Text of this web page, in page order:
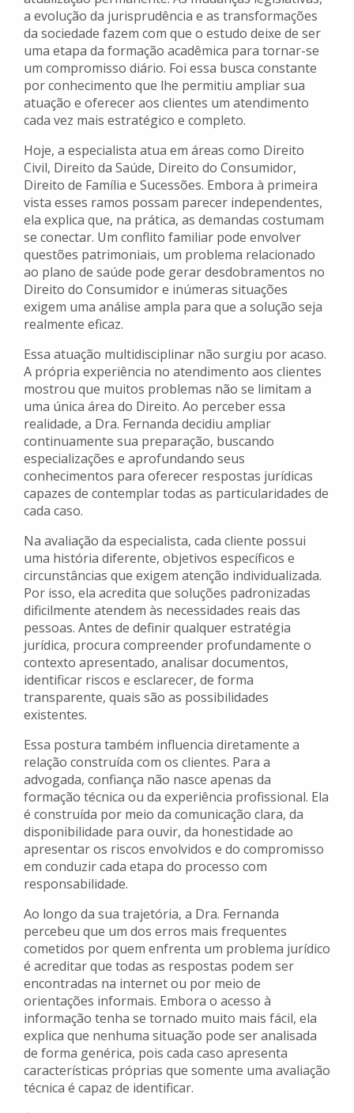
a evolução da jurisprudência e as transformações
da sociedade fazem com que o estudo deixe de ser
uma etapa da formação acadêmica para tornar-se
um compromisso diário. Foi essa busca constante
por conhecimento que lhe permitiu ampliar sua
atuação e oferecer aos clientes um atendimento
cada vez mais estratégico e completo.
Hoje, a especialista atua em áreas como Direito
Civil, Direito da Saúde, Direito do Consumidor,
Direito de Família e Sucessões. Embora à primeira
vista esses ramos possam parecer independentes,
ela explica que, na prática, as demandas costumam
se conectar. Um conflito familiar pode envolver
questões patrimoniais, um problema relacionado
ao plano de saúde pode gerar desdobramentos no
Direito do Consumidor e inúmeras situações
exigem uma análise ampla para que a solução seja
realmente eficaz.
Essa atuação multidisciplinar não surgiu por acaso.
A própria experiência no atendimento aos clientes
mostrou que muitos problemas não se limitam a
uma única área do Direito. Ao perceber essa
realidade, a Dra. Fernanda decidiu ampliar
continuamente sua preparação, buscando
especializações e aprofundando seus
conhecimentos para oferecer respostas jurídicas
capazes de contemplar todas as particularidades de
cada caso.
Na avaliação da especialista, cada cliente possui
uma história diferente, objetivos específicos e
circunstâncias que exigem atenção individualizada.
Por isso, ela acredita que soluções padronizadas
dificilmente atendem às necessidades reais das
pessoas. Antes de definir qualquer estratégia
jurídica, procura compreender profundamente o
contexto apresentado, analisar documentos,
identificar riscos e esclarecer, de forma
transparente, quais são as possibilidades
existentes.
Essa postura também influencia diretamente a
relação construída com os clientes. Para a
advogada, confiança não nasce apenas da
formação técnica ou da experiência profissional. Ela
é construída por meio da comunicação clara, da
disponibilidade para ouvir, da honestidade ao
apresentar os riscos envolvidos e do compromisso
em conduzir cada etapa do processo com
responsabilidade.
Ao longo da sua trajetória, a Dra. Fernanda
percebeu que um dos erros mais frequentes
cometidos por quem enfrenta um problema jurídico
é acreditar que todas as respostas podem ser
encontradas na internet ou por meio de
orientações informais. Embora o acesso à
informação tenha se tornado muito mais fácil, ela
explica que nenhuma situação pode ser analisada
de forma genérica, pois cada caso apresenta
características próprias que somente uma avaliação
técnica é capaz de identificar.